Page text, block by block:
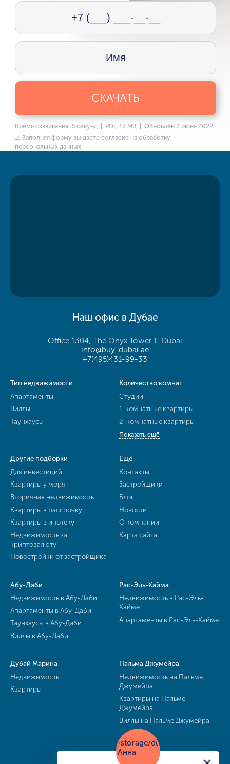
СКАЧАТЬ
Время скачивания: 6 секунд | PDF, 13 MB | Обновлён 3 июня 2022
Заполняя форму вы даете согласие на обработку
персональных данных.
Наш офис в Дубае
Office 1304, The Onyx Tower 1, Dubai
info@buy-dubai.ae
+7(495)431-99-33
Тип недвижимости
Апартаменты
Виллы
Таунхаусы
Количество комнат
Студии
1-комнатные квартиры
2-комнатные квартиры
Показать ещё
Другие подборки
Для инвестиций
Квартиры у моря
Вторичная недвижимость
Квартиры в рассрочку
Квартиры в ипотеку
Недвижимость за
криптовалюту
Новостройки от застройщика
Ещё
Контакты
Застройщики
Блог
Новости
О компании
Карта сайта
Абу-Даби
Недвижимость в Абу-Даби
Апартаменты в Абу-Даби
Таунхаусы в Абу-Даби
Виллы в Абу-Даби
Рас-Эль-Хайма
Недвижимость в Рас-Эль-
Хайме
Апартаменты в Рас-Эль-Хайме
Дубай Марина
Недвижимость
Квартиры
Пальма Джумейра
Недвижимость на Пальме
Джумейра
Квартиры на Пальме
Джумейра
Виллы на Пальме Джумейра